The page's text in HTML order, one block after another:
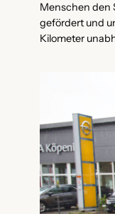
Menschen den
gefördert und
Kilometer